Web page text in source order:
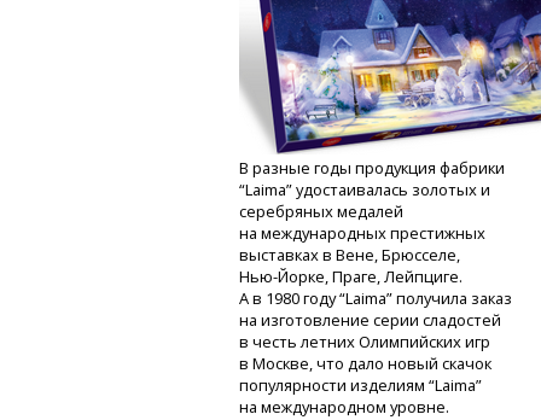
В разные годы продукция фабрики
“Laima” удостаивалась золотых и
серебряных медалей
на международных престижных
выставках в Вене, Брюсселе,
Нью-Йорке,Праге, Лейпциге.
А в 1980 году “Laima” получила заказ
на изготовление серии сладостей
в честь летних Олимпийских игр
в Москве, что дало новый скачок
популярности изделиям “Laima”
на международном уровне.